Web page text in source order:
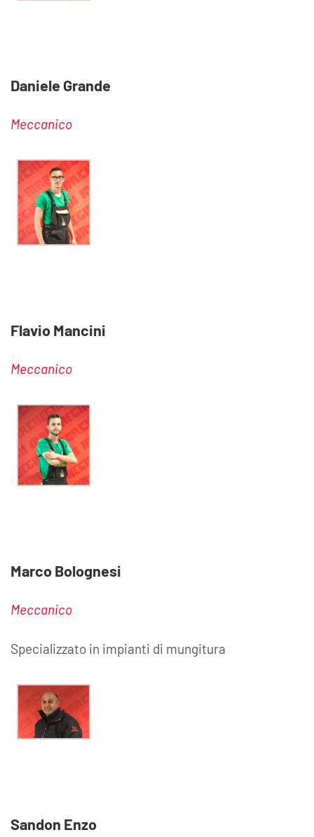
Daniele Grande
Meccanico
Flavio Mancini
Meccanico
Marco Bolognesi
Meccanico
Specializzato in impianti di mungitura
Sandon Enzo